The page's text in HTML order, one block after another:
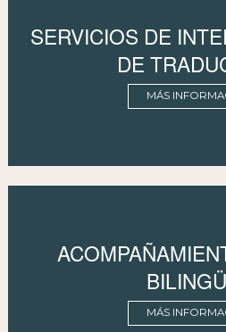
SERVICIOS DE
DE
MÁS
MÁS